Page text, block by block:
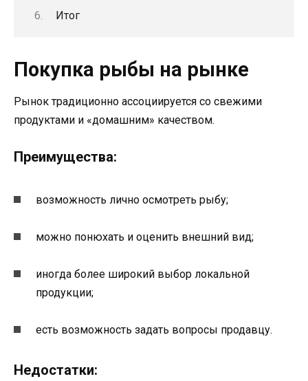
Итог
Покупка рыбы на рынке
Рынок традиционно ассоциируется со свежими
продуктами и «домашним» качеством.
Преимущества:
возможность лично осмотреть рыбу;
можно понюхать и оценить внешний вид;
иногда более широкий выбор локальной
продукции;
есть возможность задать вопросы продавцу.
Недостатки: